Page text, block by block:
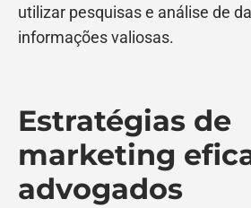
utilizar pesquisas e análise de
informações valiosas.
Estratégias de
marketing
advogados